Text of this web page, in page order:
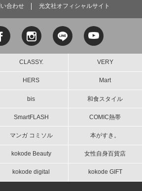
合わせ
光文社オフィシャルサイト
CLASSY. VERY
HERS Mart
bis 和食スタイル
SmartFLASH COMIC熱帯
マンガ コミソル 本がすき。
kokode Beauty 女性自身百貨店
kokode digital kokode GIFT